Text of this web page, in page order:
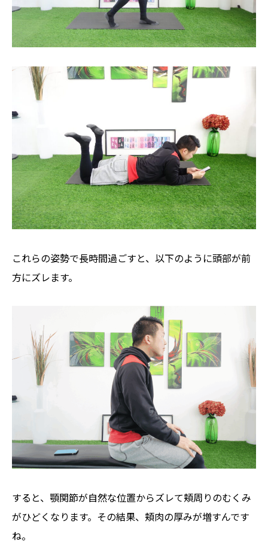
これらの姿勢で長時間過ごすと、以下のように頭部が前
方にズレます。
すると、顎関節が自然な位置からズレて頬周りのむくみ
がひどくなります。その結果、頬肉の厚みが増すんです
ね。